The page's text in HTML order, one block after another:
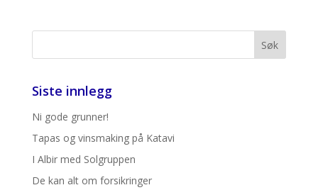
Siste innlegg
Ni gode grunner!
Tapas og vinsmaking på Katavi
I Albir med Solgruppen
De kan alt om forsikringer